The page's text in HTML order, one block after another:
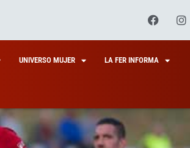
UNIVERSO MUJER LA FER INFORMA